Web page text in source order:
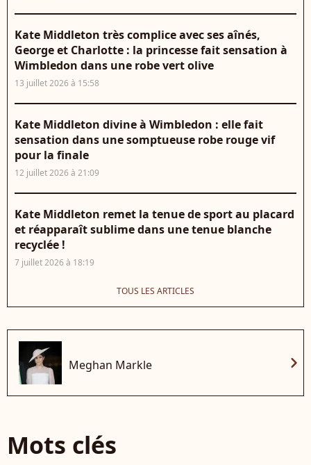
Kate Middleton très complice avec ses aînés,
George et Charlotte : la princesse fait sensation à
Wimbledon dans une robe vert olive
13 juillet 2026 à 15:58
Kate Middleton divine à Wimbledon : elle fait
sensation dans une somptueuse robe rouge vif
pour la finale
12 juillet 2026 à 21:09
Kate Middleton remet la tenue de sport au placard
et réapparaît sublime dans une tenue blanche
recyclée !
7 juillet 2026 à 18:19
TOUS LES ARTICLES
Meghan Markle chevron_right
Mots clés